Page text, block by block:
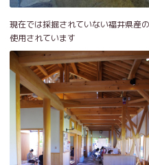
現在では採掘されていない福井県産
使用されています